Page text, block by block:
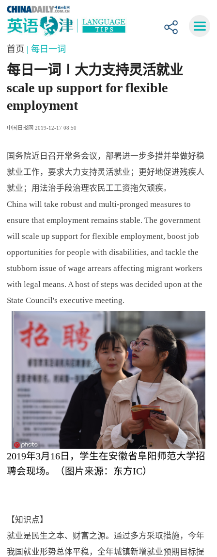
首页 | 每日一词
每日一词∣大力支持灵活就业
scale up support for flexible
employment
中国日报网 2019-12-17 08:50
国务院近日召开常务会议，部署进一步多措并举做好稳
就业工作，要求大力支持灵活就业；更好地促进残疾人
就业；用法治手段治理农民工工资拖欠顽疾。
China will take robust and multi-pronged measures to
ensure that employment remains stable. The government
will scale up support for flexible employment, boost job
opportunities for people with disabilities, and tackle the
stubborn issue of wage arrears affecting migrant workers
with legal means. A host of steps was decided upon at the
State Council's executive meeting.
2019年3月16日，学生在安徽省阜阳师范大学招
聘会现场。（图片来源：东方IC）
【知识点】
就业是民生之本、财富之源。通过多方采取措施，今年
我国就业形势总体平稳，全年城镇新增就业预期目标提